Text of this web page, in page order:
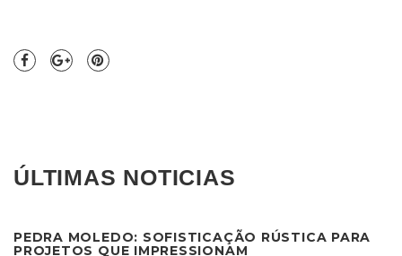
ÚLTIMAS NOTICIAS
PEDRA MOLEDO: SOFISTICAÇÃO RÚSTICA PARA
PROJETOS QUE IMPRESSIONAM